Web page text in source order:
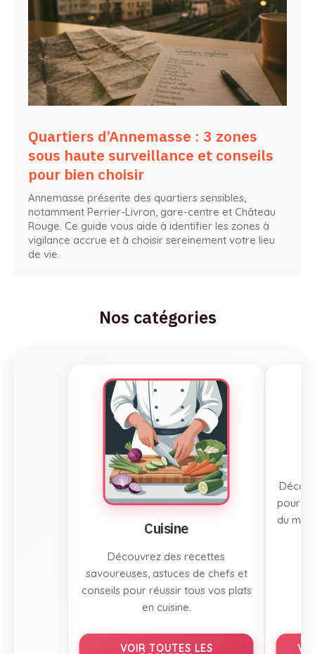
Quartiers d’Annemasse : 3 zones
sous haute surveillance et conseils
pour bien choisir
Annemasse présente des quartiers sensibles,
notamment Perrier-Livron, gare-centre et Château
Rouge. Ce guide vous aide à identifier les zones à
vigilance accrue et à choisir sereinement votre lieu
de vie.
Nos catégories
Cuisine
Découvrez des recettes
savoureuses, astuces de chefs et
conseils pour réussir tous vos plats
en cuisine.
VOIR TOUTES LES
pour
du